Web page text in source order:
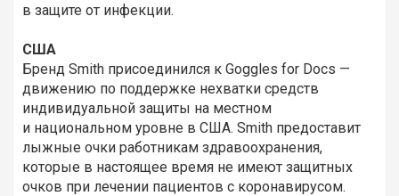
в защите от инфекции.
США
Бренд Smith присоединился к Goggles for Docs —
движению по поддержке нехватки средств
индивидуальной защиты на местном
и национальном уровне в США. Smith предоставит
лыжные очки работникам здравоохранения,
которые в настоящее время не имеют защитных
очков при лечении пациентов с коронавирусом.